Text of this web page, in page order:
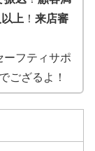
上 ！ 来店審
フティサポ
ござるよ！